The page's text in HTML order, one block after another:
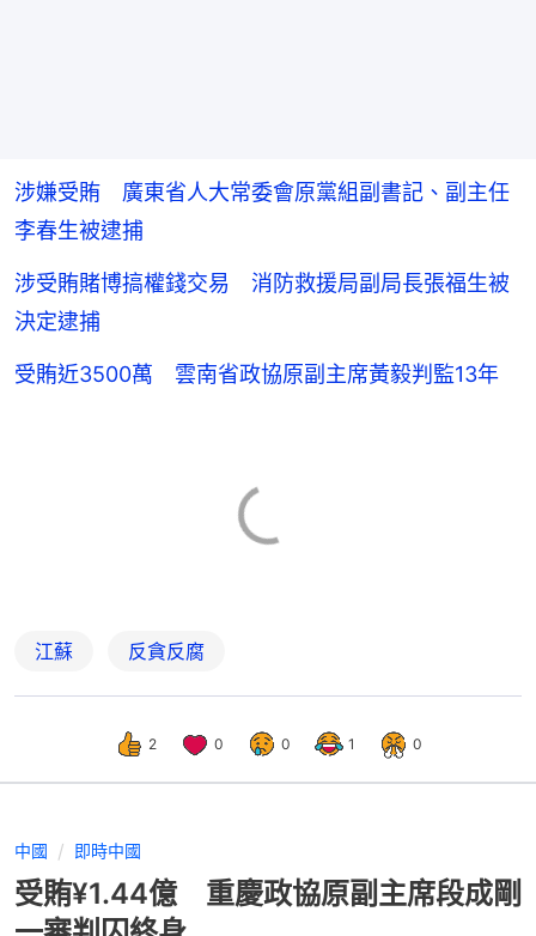
涉嫌受賄 廣東省人大常委會原黨組副書記、副主任
李春生被逮捕
涉受賄賭博搞權錢交易 消防救援局副局長張福生被
決定逮捕
受賄近3500萬 雲南省政協原副主席黃毅判監13年
江蘇 反貪反腐
2 0 0 1 0
中國 即時中國
受賄¥1.44億 重慶政協原副主席段成剛